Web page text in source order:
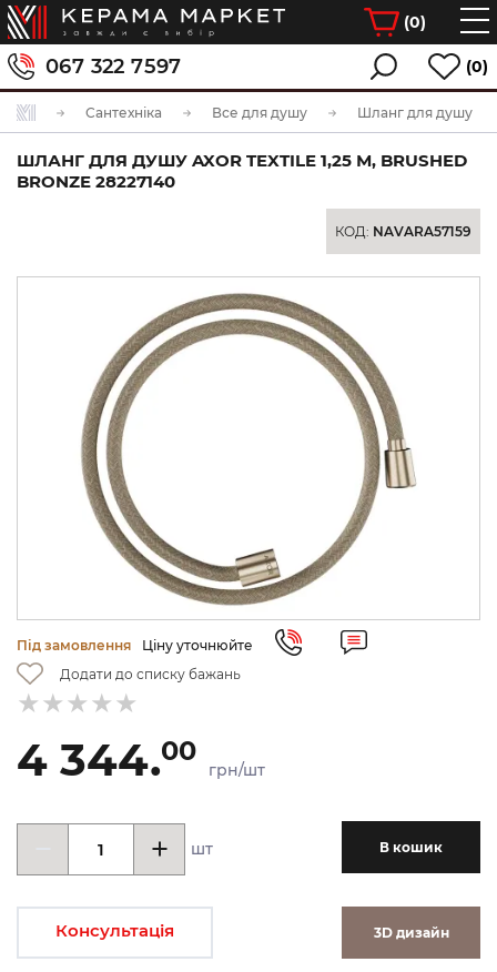
(0)
067 322 7597 (0)
Сантехніка Все для душу Шланг для душу
ШЛАНГ ДЛЯ ДУШУ AXOR TEXTILE 1,25 М, BRUSHED
BRONZE 28227140
КОД: NAVARA57159
Під замовлення
Ціну уточнюйте
Додати до списку бажань
4 344.00
грн/шт
шт В кошик
Консультація 3D дизайн